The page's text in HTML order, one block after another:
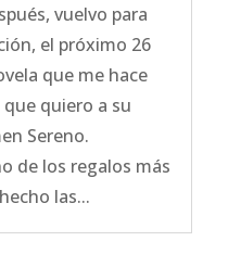
vuelvo para
el próximo 26
que me hace
quiero a su
Sereno.
de los regalos más
las...